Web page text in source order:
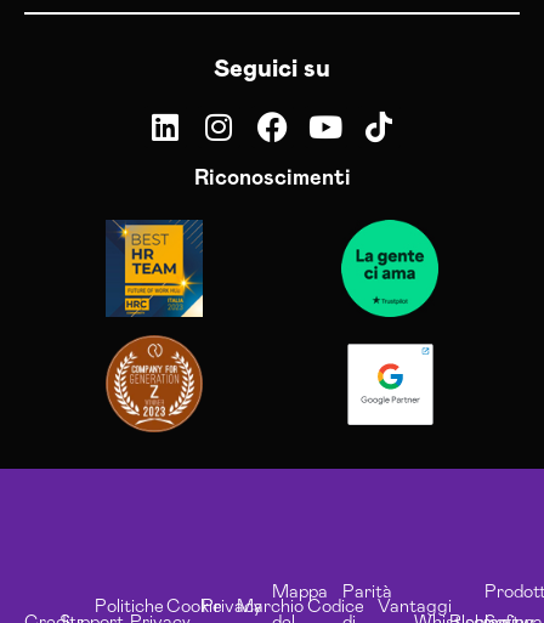
Seguici su
Riconoscimenti
Politiche CookiePrivacyMarchio
Mappa
Codice
Parità
Vantaggi